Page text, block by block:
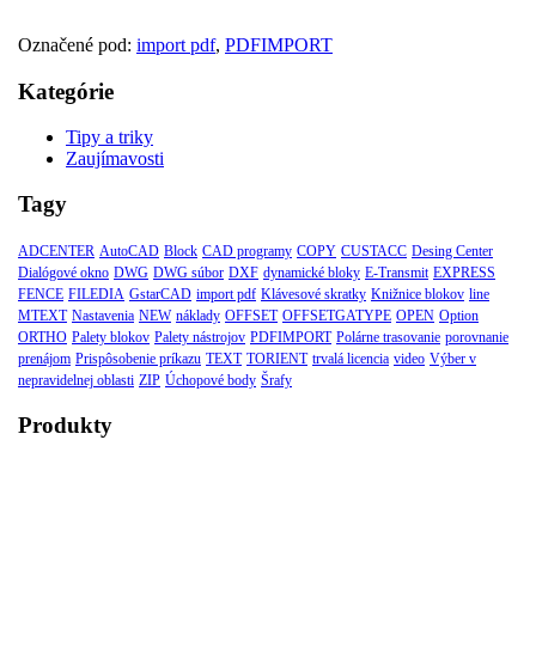
Označené pod: import pdf, PDFIMPORT
Kategórie
Tipy a triky
Zaujímavosti
Tagy
ADCENTER AutoCAD Block CAD programy COPY CUSTACC Desing Center
Dialógové okno DWG DWG súbor DXF dynamické bloky E-Transmit EXPRESS
FENCE FILEDIA GstarCAD import pdf Klávesové skratky Knižnice blokov line
MTEXT Nastavenia NEW náklady OFFSET OFFSETGATYPE OPEN Option
ORTHO Palety blokov Palety nástrojov PDFIMPORT Polárne trasovanie porovnanie
prenájom Prispôsobenie príkazu TEXT TORIENT trvalá licencia video Výber v
nepravidelnej oblasti ZIP Úchopové body Šrafy
Produkty